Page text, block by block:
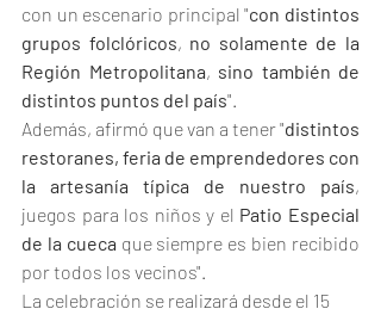
con un escenario principal "con distintos
grupos folclóricos, no solamente de la
Región Metropolitana, sino también de
distintos puntos del país".
Además, afirmó que van a tener "distintos
restoranes, feria de emprendedores con
la artesanía típica de nuestro país,
juegos para los niños y el Patio Especial
de la cueca que siempre es bien recibido
por todos los vecinos".
La celebración se realizará desde el 15